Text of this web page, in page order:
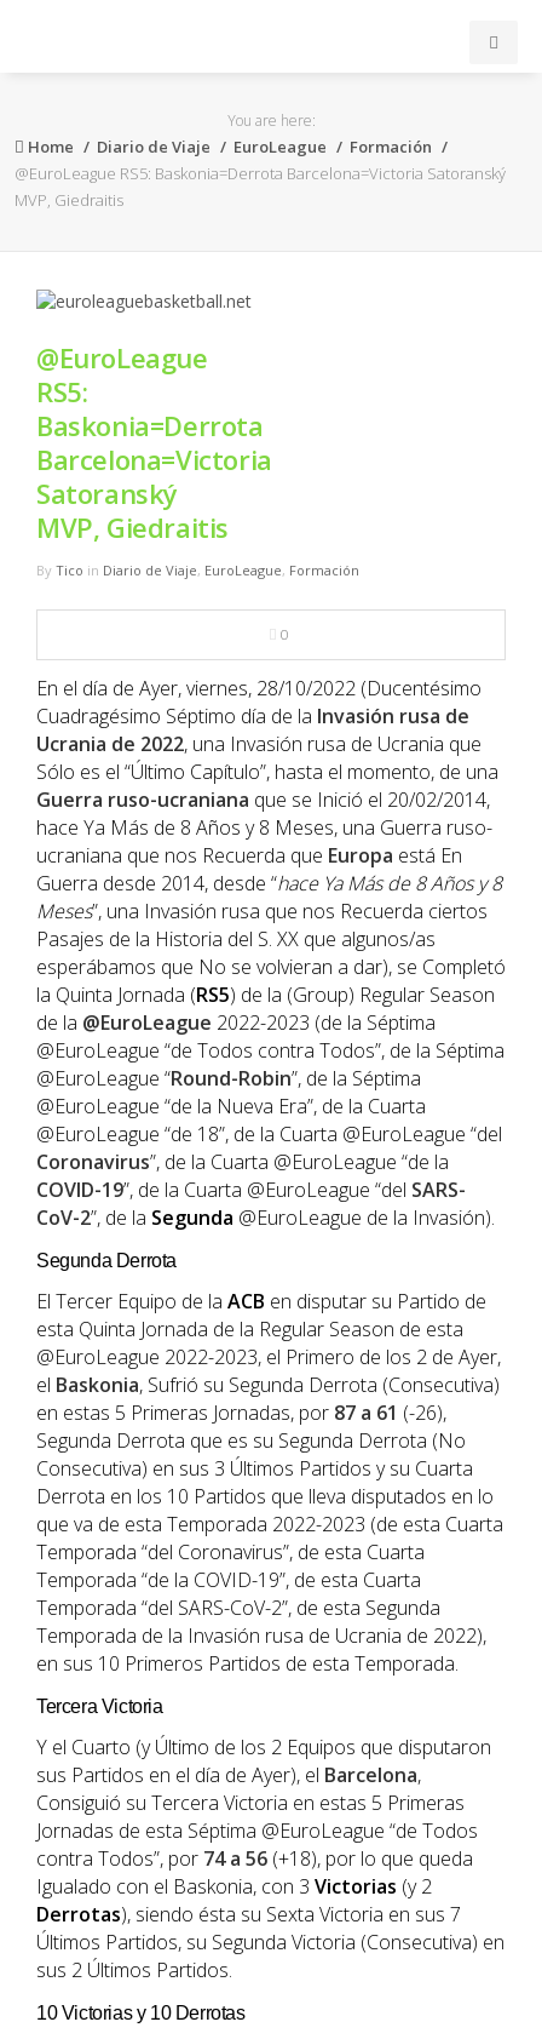
ACB
FEB
FIBA
OTROS
FORMACIÓN
MULTIMEDIA
RIO 2016
You are here:
Home Diario de Viaje EuroLeague
Formación
@EuroLeague RS5: Baskonia=Derrota Barcelona=Victoria Satoranský
MVP, Giedraitis
@EuroLeague
RS5:
Baskonia=Derrota
Barcelona=Victoria
Satoranský
MVP, Giedraitis
By Tico in Diario de Viaje, EuroLeague, Formación
0
En el día de Ayer, viernes, 28/10/2022 (Ducentésimo
Cuadragésimo Séptimo día de la Invasión rusa de
Ucrania de 2022, una Invasión rusa de Ucrania que
Sólo es el “Último Capítulo”, hasta el momento, de una
Guerra ruso-ucraniana que se Inició el 20/02/2014,
hace Ya Más de 8 Años y 8 Meses, una Guerra ruso-
ucraniana que nos Recuerda que Europa está En
Guerra desde 2014, desde “hace Ya Más de 8 Años y 8
Meses”, una Invasión rusa que nos Recuerda ciertos
Pasajes de la Historia del S. XX que algunos/as
esperábamos que No se volvieran a dar), se Completó
la Quinta Jornada (RS5) de la (Group) Regular Season
de la @EuroLeague 2022-2023 (de la Séptima
@EuroLeague “de Todos contra Todos”, de la Séptima
@EuroLeague “Round-Robin”, de la Séptima
@EuroLeague “de la Nueva Era”, de la Cuarta
@EuroLeague “de 18”, de la Cuarta @EuroLeague “del
Coronavirus”, de la Cuarta @EuroLeague “de la
COVID-19”, de la Cuarta @EuroLeague “del SARS-
CoV-2”, de la Segunda @EuroLeague de la Invasión).
Segunda Derrota
El Tercer Equipo de la ACB en disputar su Partido de
esta Quinta Jornada de la Regular Season de esta
@EuroLeague 2022-2023, el Primero de los 2 de Ayer,
el Baskonia, Sufrió su Segunda Derrota (Consecutiva)
en estas 5 Primeras Jornadas, por 87 a 61 (-26),
Segunda Derrota que es su Segunda Derrota (No
Consecutiva) en sus 3 Últimos Partidos y su Cuarta
Derrota en los 10 Partidos que lleva disputados en lo
que va de esta Temporada 2022-2023 (de esta Cuarta
Temporada “del Coronavirus”, de esta Cuarta
Temporada “de la COVID-19”, de esta Cuarta
Temporada “del SARS-CoV-2”, de esta Segunda
Temporada de la Invasión rusa de Ucrania de 2022),
en sus 10 Primeros Partidos de esta Temporada.
Tercera Victoria
Y el Cuarto (y Último de los 2 Equipos que disputaron
sus Partidos en el día de Ayer), el Barcelona,
Consiguió su Tercera Victoria en estas 5 Primeras
Jornadas de esta Séptima @EuroLeague “de Todos
contra Todos”, por 74 a 56 (+18), por lo que queda
Igualado con el Baskonia, con 3 Victorias (y 2
Derrotas), siendo ésta su Sexta Victoria en sus 7
Últimos Partidos, su Segunda Victoria (Consecutiva) en
sus 2 Últimos Partidos.
10 Victorias y 10 Derrotas